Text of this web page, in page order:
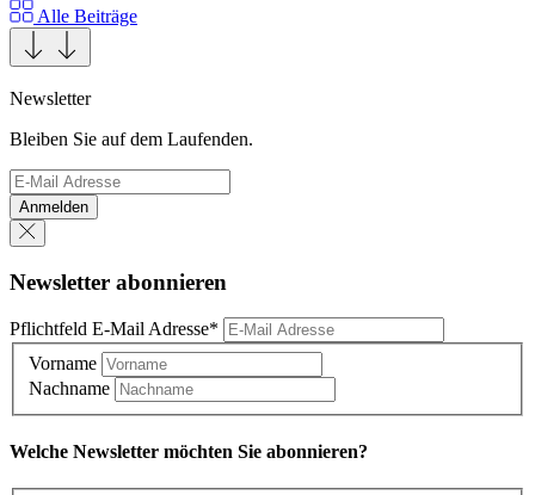
Alle Beiträge
Newsletter
Bleiben Sie auf dem Laufenden.
Anmelden
Newsletter abonnieren
Pflichtfeld E-Mail Adresse*
Vorname
Nachname
Welche Newsletter möchten Sie abonnieren?